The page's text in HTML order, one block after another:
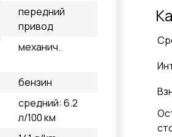
передний
привод
механич.
бензин
средний: 6.2
л/100 км